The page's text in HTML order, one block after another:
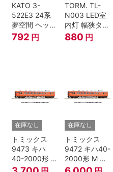
KATO 3-
522E3 24系
夢空間 ヘッド
マーク 4種各1
792 円
TORM. TL-
N003 LED室
内灯 幅狭タイ
プ・電球色 1
本 鉄道模型
880 円
在庫なし
トミックス
9473 キハ
40-2000形 T
Nゲージ
在庫なし
トミックス
9472 キハ40-
2000形 M N
ゲージ